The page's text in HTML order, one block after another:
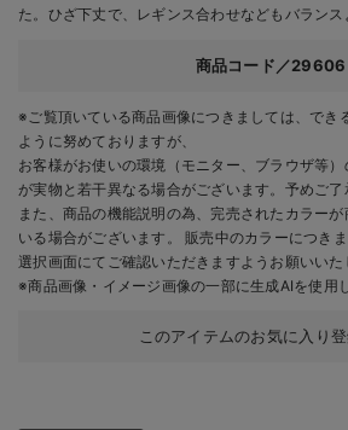
た。ひざ下丈で、レギンス合わせなどもバランス
商品コード／29606
※ご覧頂いている商品画像につきましては、でき
ように努めておりますが、
お客様がお使いの環境（モニター、ブラウザ等
が実物と若干異なる場合がございます。予めご了
また、商品の機能説明の為、完売されたカラー
いる場合がございます。 販売中のカラーにつき
選択画面にてご確認いただきますようお願いいた
※商品画像・イメージ画像の一部に生成AIを使用
このアイテムのお気に入り